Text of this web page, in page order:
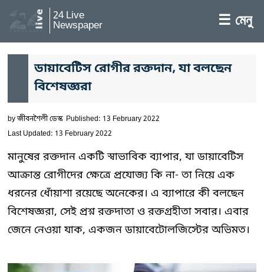
24 Live
Newspaper ☰ মেনু
ডায়াবেটিস রোগীর রক্তদান, যা বলছেন
বিশেষজ্ঞরা
byজীবনশৈলী ডেস্ক Published: 13 February 2022
Last Updated: 13 February 2022
মানুষের রক্তদান একটি স্বাভাবিক ব্যাপার, যা ডায়াবেটিস
আক্রান্ত রোগীদের ক্ষেত্রে প্রযোজ্য কি না- তা নিয়ে এক
ধরনের ধোঁয়াশা রয়েছে অনেকের। এ ব্যাপারে কী বলছেন
বিশেষজ্ঞরা, সেই প্রশ্ন রক্তদাতা ও রক্তগ্রহীতা সবার। এবার
জেনে নেওয়া যাক, একজন ডায়াবেটোলজিস্টের অভিমত।